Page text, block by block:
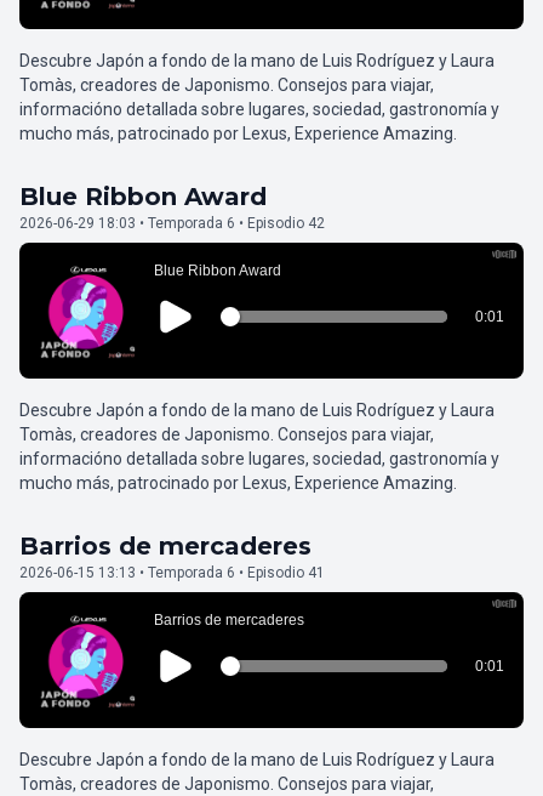
Descubre Japón a fondo de la mano de Luis Rodríguez y Laura
Tomàs, creadores de Japonismo. Consejos para viajar,
informacióno detallada sobre lugares, sociedad, gastronomía y
mucho más, patrocinado por Lexus, Experience Amazing.
Blue Ribbon Award
2026-06-29 18:03 • Temporada 6 • Episodio 42
Descubre Japón a fondo de la mano de Luis Rodríguez y Laura
Tomàs, creadores de Japonismo. Consejos para viajar,
informacióno detallada sobre lugares, sociedad, gastronomía y
mucho más, patrocinado por Lexus, Experience Amazing.
Barrios de mercaderes
2026-06-15 13:13 • Temporada 6 • Episodio 41
Descubre Japón a fondo de la mano de Luis Rodríguez y Laura
Tomàs, creadores de Japonismo. Consejos para viajar,